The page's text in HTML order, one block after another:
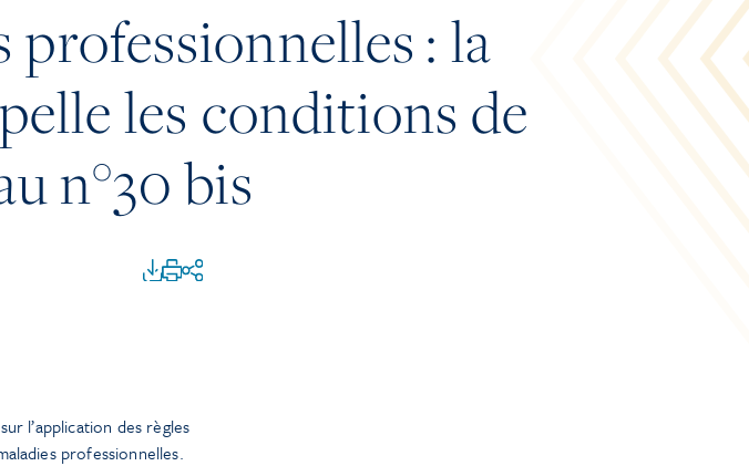
: la
les conditions de
n°30 bis
l’application des règles
professionnelles.